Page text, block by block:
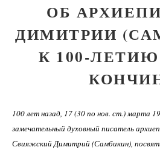
ОБ
ДИМИТРИИ
К 100-
100 лет назад, 17 (30 по нов. ст.) марта
замечательный духовный писатель
Свияжский Димитрий (Самбикин),